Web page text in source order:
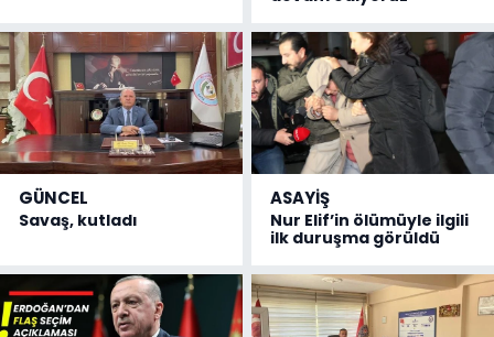
GÜNCEL
Savaş, kutladı
ASAYİŞ
Nur Elif’in ölümüyle ilgili
ilk duruşma görüldü